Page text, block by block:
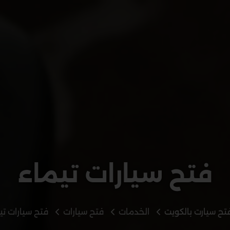
فتح سيارات تيماء
سيارت بالكويت الخدمات فتح سيارات فتح سيارات